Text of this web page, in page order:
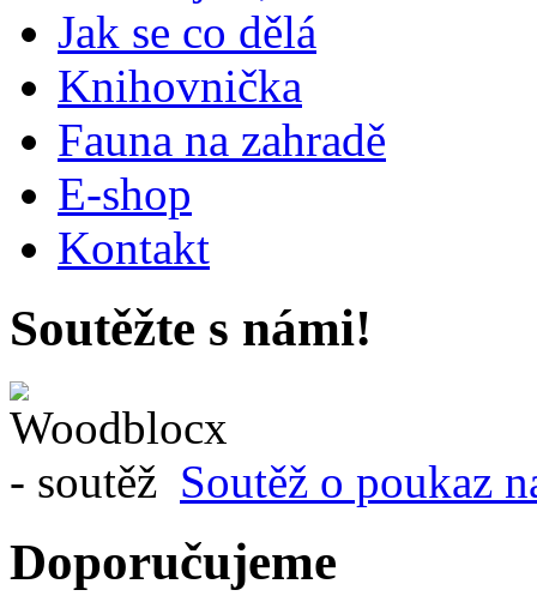
Jak se co dělá
Knihovnička
Fauna na zahradě
E-shop
Kontakt
Soutěžte s námi!
Soutěž o poukaz
Doporučujeme